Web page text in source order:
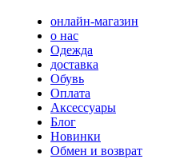
онлайн-магазин
о нас
Одежда
доставка
Обувь
Оплата
Аксессуары
Блог
Новинки
Обмен и возврат